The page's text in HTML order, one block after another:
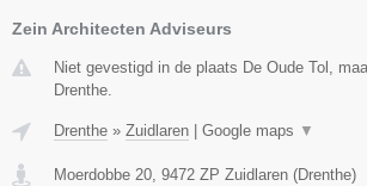
Zein Architecten Adviseurs
Niet gevestigd in de plaats De Oude Tol,
Drenthe.
Drenthe » Zuidlaren Google maps ▼
Moerdobbe 20, 9472 ZP Zuidlaren (Drenthe)